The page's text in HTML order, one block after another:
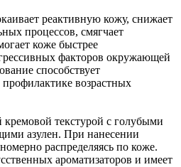
реактивную кожу, снижает
процессов, смягчает
коже быстрее
факторов окружающей
способствует
возрастных
текстурой с голубыми
азулен. При нанесении
распределяясь по коже.
ароматизаторов и имеет